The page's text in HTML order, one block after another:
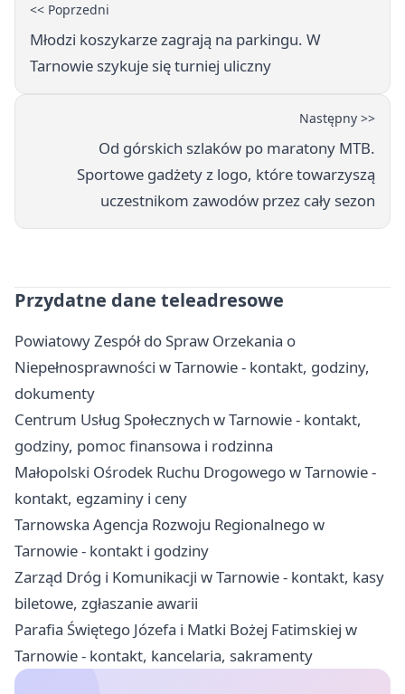
<< Poprzedni
Młodzi koszykarze zagrają na parkingu. W
Tarnowie szykuje się turniej uliczny
Następny >>
Od górskich szlaków po maratony MTB.
Sportowe gadżety z logo, które towarzyszą
uczestnikom zawodów przez cały sezon
Przydatne dane teleadresowe
Powiatowy Zespół do Spraw Orzekania o
Niepełnosprawności w Tarnowie - kontakt, godziny,
dokumenty
Centrum Usług Społecznych w Tarnowie - kontakt,
godziny, pomoc finansowa i rodzinna
Małopolski Ośrodek Ruchu Drogowego w Tarnowie -
kontakt, egzaminy i ceny
Tarnowska Agencja Rozwoju Regionalnego w
Tarnowie - kontakt i godziny
Zarząd Dróg i Komunikacji w Tarnowie - kontakt, kasy
biletowe, zgłaszanie awarii
Parafia Świętego Józefa i Matki Bożej Fatimskiej w
Tarnowie - kontakt, kancelaria, sakramenty